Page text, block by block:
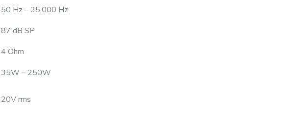
50 Hz – 35.000 Hz
87 dB SP
4 Ohm
35W – 250W
20V rms